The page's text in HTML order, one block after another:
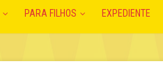
PARA FILHOS EXPEDIENTE